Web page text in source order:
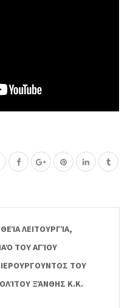
ΛΕΙΤΟΥΡΓΊΑ,
ΤΟΥ ΑΓΊΟΥ
ΤΟΥ
ΞΆΝΘΗΣ Κ.Κ.